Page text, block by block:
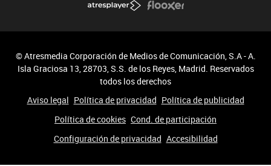
© Atresmedia Corporación de Medios de Comunicación, S.A - A.
Isla Graciosa 13, 28703, S.S. de los Reyes, Madrid. Reservados
todos los derechos
Aviso legal Política de privacidad Política de publicidad
Política de cookies Cond. de participación
Configuración de privacidad Accesibilidad